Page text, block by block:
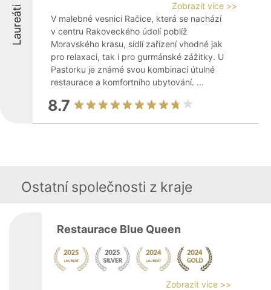
Laureáti
Zobrazit více >>
V malebné vesnici Račice, která se nachází
v centru Rakoveckého údolí poblíž
Moravského krasu, sídlí zařízení vhodné jak
pro relaxaci, tak i pro gurmánské zážitky. U
Pastorku je známé svou kombinací útulné
restaurace a komfortního ubytování. ...
8.7
Ostatní společnosti z kraje
Restaurace Blue Queen
Zobrazit více >>